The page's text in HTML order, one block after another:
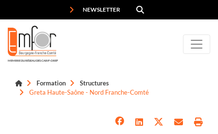
NEWSLETTER
MEMBRE DU RÉSEAU DES CARIF-OREF
Formation
Structures
Greta Haute-Saône - Nord Franche-Comté
Panneau de gestion des cookies